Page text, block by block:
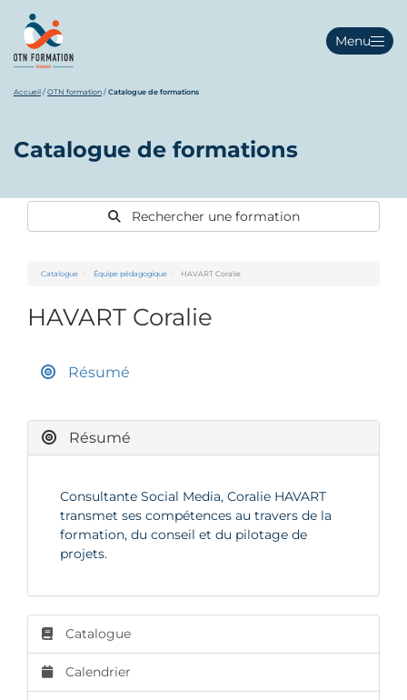
Menu
Accueil / OTN formation / Catalogue de formations
Catalogue de formations
Rechercher une formation
Catalogue Équipe pédagogique HAVART Coralie
HAVART Coralie
Résumé
Résumé
Consultante Social Media, Coralie HAVART
transmet ses compétences au travers de la
formation, du conseil et du pilotage de
projets.
Catalogue
Calendrier